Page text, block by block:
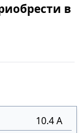
в
10.4 А